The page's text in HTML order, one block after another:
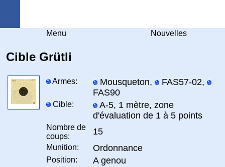
Menu Nouvelles
Cible Grütli
Armes: Mousqueton,
FAS57-02,
FAS90
Cible:
A-5, 1 mètre, zone
d'évaluation de 1 à 5 points
Nombre de
coups:
15
Munition: Ordonnance
Position: A genou